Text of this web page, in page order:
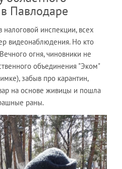
Павлодаре
инспекции, всех
видеонаблюдения. Но кто
огня, чиновники не
объединения "Эком"
забыв про карантин,
на основе живицы и пошла
раны.